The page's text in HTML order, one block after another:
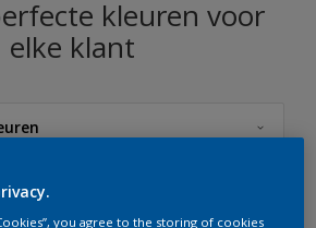
kleuren voor
elke klant
you agree to the storing of cookies